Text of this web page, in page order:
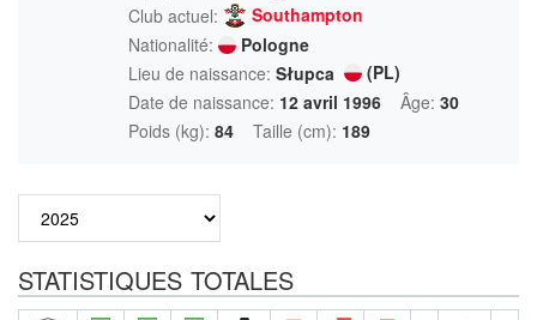
Club actuel:
Southampton
Nationalité:
Pologne
Lieu de naissance: Słupca
(PL)
Date de naissance: 12 avril 1996 Âge: 30
Poids (kg): 84 Taille (cm): 189
STATISTIQUES TOTALES